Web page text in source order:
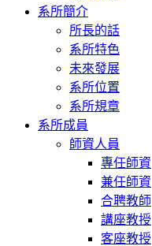
系所簡介
所長的話
系所特色
未來發展
系所位置
系所規章
系所成員
師資人員
專任師資
兼任師資
合聘教師
講座教授
客座教授